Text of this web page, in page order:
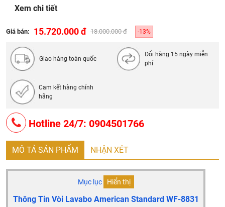
Bảo hành 2 năm
Xem chi tiết
Giá bán: 15.720.000 đ 18.000.000 đ -13%
Giao hàng toàn quốc
Đổi hàng 15 ngày miễn
phí
Cam kết hàng chính
hãng
Hotline 24/7: 0904501766
MÔ TẢ SẢN PHẨM NHẬN XÉT
Mục lục Hiển thị
Thông Tin Vòi Lavabo American Standard WF-8831